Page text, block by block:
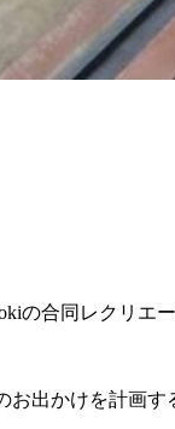
の合同レクリエ
お出かけを計画す